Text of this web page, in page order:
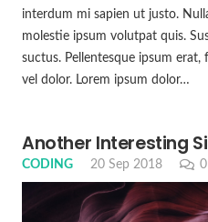
interdum mi sapien ut justo.
molestie ipsum volutpat quis.
suctus. Pellentesque ipsum erat,
vel dolor. Lorem ipsum dolor…
Another Interesting
CODING 20 Sep 2018 0